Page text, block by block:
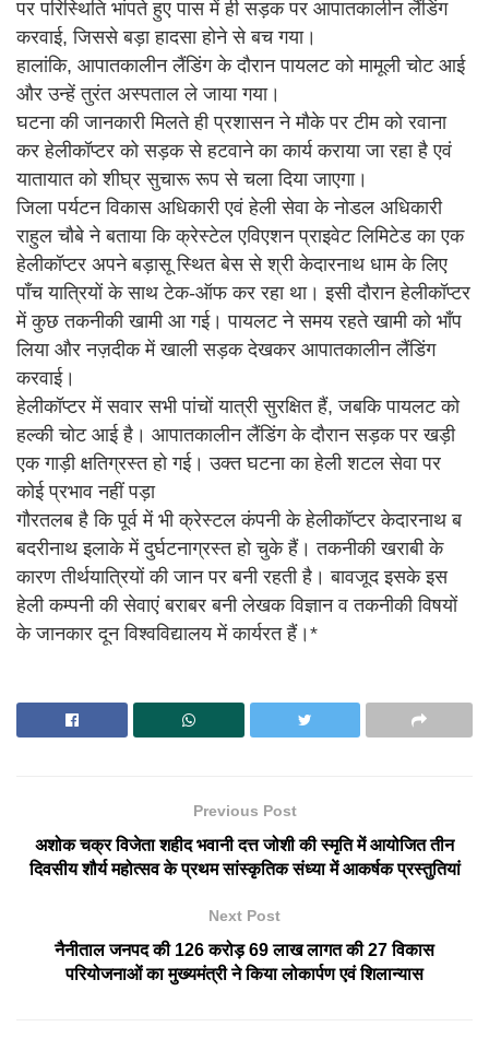
पर परिस्थिति भांपते हुए पास में ही सड़क पर आपातकालीन लैंडिंग
करवाई, जिससे बड़ा हादसा होने से बच गया।
हालांकि, आपातकालीन लैंडिंग के दौरान पायलट को मामूली चोट आई
और उन्हें तुरंत अस्पताल ले जाया गया।
घटना की जानकारी मिलते ही प्रशासन ने मौके पर टीम को रवाना
कर हेलीकॉप्टर को सड़क से हटवाने का कार्य कराया जा रहा है एवं
यातायात को शीघ्र सुचारू रूप से चला दिया जाएगा।
जिला पर्यटन विकास अधिकारी एवं हेली सेवा के नोडल अधिकारी
राहुल चौबे ने बताया कि क्रेस्टेल एविएशन प्राइवेट लिमिटेड का एक
हेलीकॉप्टर अपने बड़ासू स्थित बेस से श्री केदारनाथ धाम के लिए
पाँच यात्रियों के साथ टेक-ऑफ कर रहा था। इसी दौरान हेलीकॉप्टर
में कुछ तकनीकी खामी आ गई। पायलट ने समय रहते खामी को भाँप
लिया और नज़दीक में खाली सड़क देखकर आपातकालीन लैंडिंग
करवाई।
हेलीकॉप्टर में सवार सभी पांचों यात्री सुरक्षित हैं, जबकि पायलट को
हल्की चोट आई है। आपातकालीन लैंडिंग के दौरान सड़क पर खड़ी
एक गाड़ी क्षतिग्रस्त हो गई। उक्त घटना का हेली शटल सेवा पर
कोई प्रभाव नहीं पड़ा
गौरतलब है कि पूर्व में भी क्रेस्टल कंपनी के हेलीकॉप्टर केदारनाथ ब
बदरीनाथ इलाके में दुर्घटनाग्रस्त हो चुके हैं। तकनीकी खराबी के
कारण तीर्थयात्रियों की जान पर बनी रहती है। बावजूद इसके इस
हेली कम्पनी की सेवाएं बराबर बनी लेखक विज्ञान व तकनीकी विषयों
के जानकार दून विश्वविद्यालय में कार्यरत हैं।*
Previous Post
अशोक चक्र विजेता शहीद भवानी दत्त जोशी की स्मृति में आयोजित तीन
दिवसीय शौर्य महोत्सव के प्रथम सांस्कृतिक संध्या में आकर्षक प्रस्तुतियां
Next Post
नैनीताल जनपद की 126 करोड़ 69 लाख लागत की 27 विकास
परियोजनाओं का मुख्यमंत्री ने किया लोकार्पण एवं शिलान्यास